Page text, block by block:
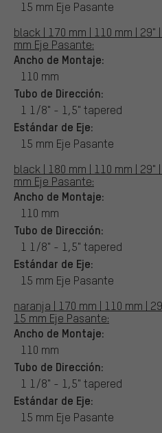
15 mm Eje Pasante
black | 170 mm | 110 mm |
mm Eje Pasante:
Ancho de Montaje:
110 mm
Tubo de Dirección:
1 1/8" - 1,5" tapered
Estándar de Eje:
15 mm Eje Pasante
black | 180 mm | 110 mm |
mm Eje Pasante:
Ancho de Montaje:
110 mm
Tubo de Dirección:
1 1/8" - 1,5" tapered
Estándar de Eje:
15 mm Eje Pasante
naranja | 170 mm | 110 mm |
15 mm Eje Pasante:
Ancho de Montaje:
110 mm
Tubo de Dirección:
1 1/8" - 1,5" tapered
Estándar de Eje:
15 mm Eje Pasante